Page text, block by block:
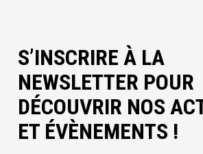
S’INSCRIRE À LA
NEWSLETTER POUR
DÉCOUVRIR NOS
ET ÉVÈNEMENTS !